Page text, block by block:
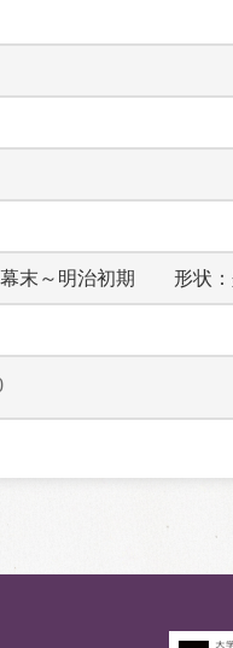
末～明治初期　　形状